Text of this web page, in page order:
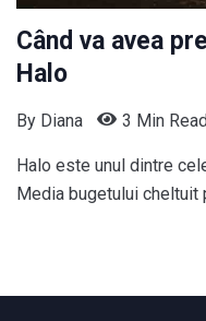
Când va avea
Halo
By Diana 3 Min Read
Halo este unul dintre
Media bugetului cheltuit